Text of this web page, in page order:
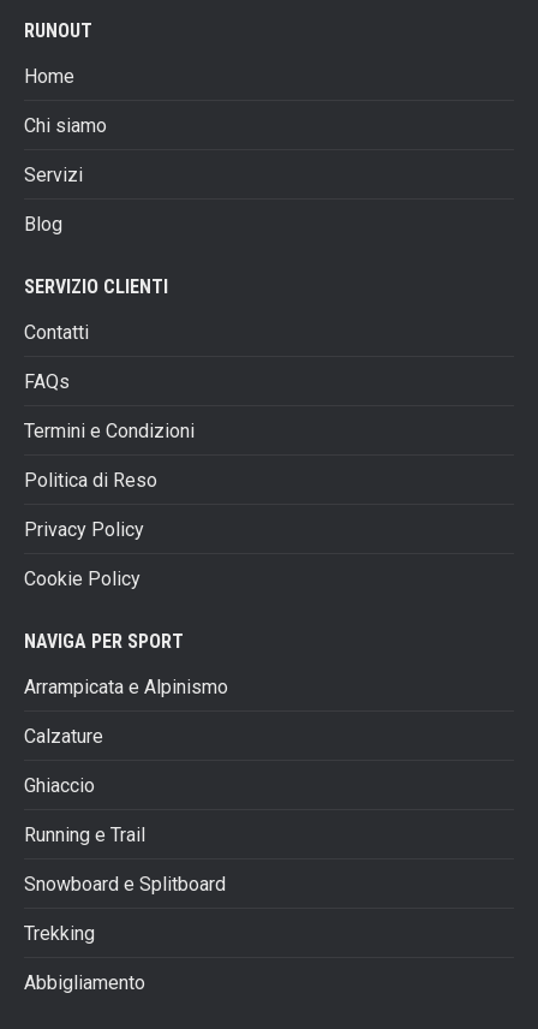
RUNOUT
Home
Chi siamo
Servizi
Blog
SERVIZIO CLIENTI
Contatti
FAQs
Termini e Condizioni
Politica di Reso
Privacy Policy
Cookie Policy
NAVIGA PER SPORT
Arrampicata e Alpinismo
Calzature
Ghiaccio
Running e Trail
Snowboard e Splitboard
Trekking
Abbigliamento